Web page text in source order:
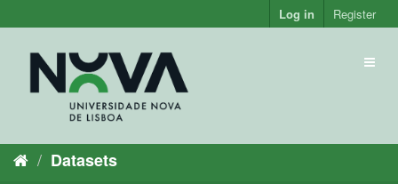
to
Log in Register
Datasets